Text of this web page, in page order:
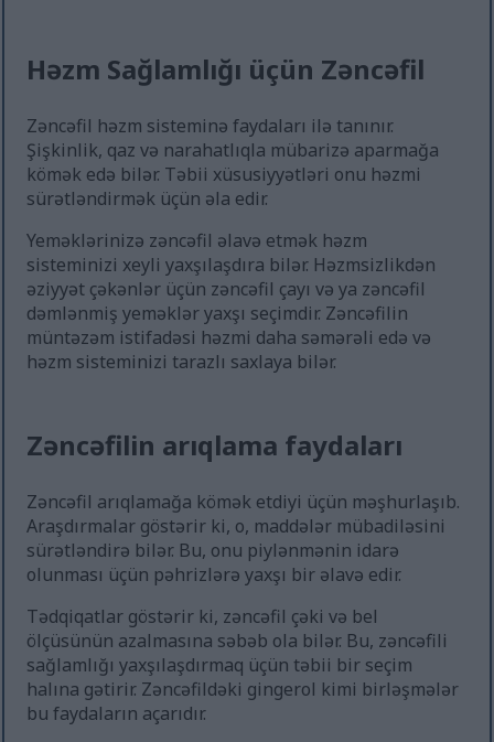
Həzm Sağlamlığı üçün Zəncəfil
Zəncəfil həzm sisteminə faydaları ilə tanınır.
Şişkinlik, qaz və narahatlıqla mübarizə aparmağa
kömək edə bilər. Təbii xüsusiyyətləri onu həzmi
sürətləndirmək üçün əla edir.
Yeməklərinizə zəncəfil əlavə etmək həzm
sisteminizi xeyli yaxşılaşdıra bilər. Həzmsizlikdən
əziyyət çəkənlər üçün zəncəfil çayı və ya zəncəfil
dəmlənmiş yeməklər yaxşı seçimdir. Zəncəfilin
müntəzəm istifadəsi həzmi daha səmərəli edə və
həzm sisteminizi tarazlı saxlaya bilər.
Zəncəfilin arıqlama faydaları
Zəncəfil arıqlamağa kömək etdiyi üçün məşhurlaşıb.
Araşdırmalar göstərir ki, o, maddələr mübadiləsini
sürətləndirə bilər. Bu, onu piylənmənin idarə
olunması üçün pəhrizlərə yaxşı bir əlavə edir.
Tədqiqatlar göstərir ki, zəncəfil çəki və bel
ölçüsünün azalmasına səbəb ola bilər. Bu, zəncəfili
sağlamlığı yaxşılaşdırmaq üçün təbii bir seçim
halına gətirir. Zəncəfildəki gingerol kimi birləşmələr
bu faydaların açarıdır.